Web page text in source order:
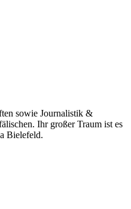
sowie Journalistik &
Ihr großer Traum ist es
Bielefeld.